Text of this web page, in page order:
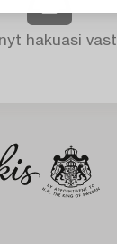
hakuasi